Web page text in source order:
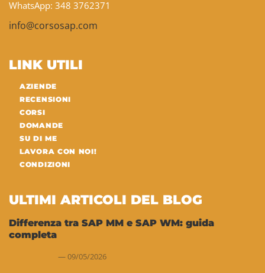
WhatsApp: 348 3762371
info@corsosap.com
LINK UTILI
AZIENDE
RECENSIONI
CORSI
DOMANDE
SU DI ME
LAVORA CON NOI!
CONDIZIONI
ULTIMI ARTICOLI DEL BLOG
Differenza tra SAP MM e SAP WM: guida
completa
09/05/2026